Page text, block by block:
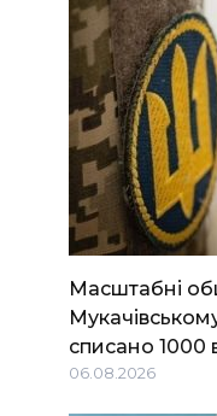
Масштабні
списано 1000
06.08.2026